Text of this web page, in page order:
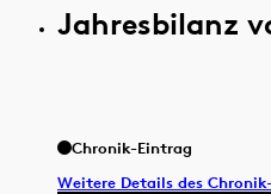
Jahresbilanz
Chronik-Eintrag
Weitere Details des